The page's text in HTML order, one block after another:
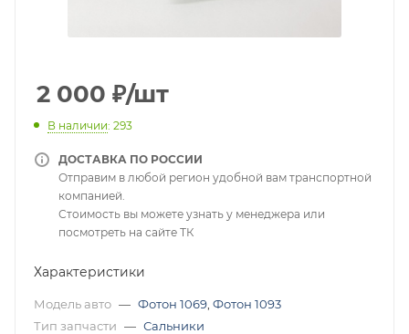
2 000 ₽/шт
В наличии: 293
ДОСТАВКА ПО РОССИИ
Отправим в любой регион удобной вам транспортной
компанией.
Стоимость вы можете узнать у менеджера или
посмотреть на сайте ТК
Характеристики
Модель авто — Фотон 1069 Фотон 1093
Тип запчасти — Сальники